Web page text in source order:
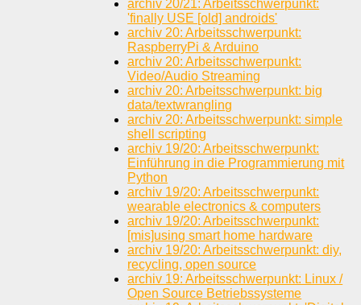
archiv 20/21: Arbeitsschwerpunkt:
'finally USE [old] androids'
archiv 20: Arbeitsschwerpunkt:
RaspberryPi & Arduino
archiv 20: Arbeitsschwerpunkt:
Video/Audio Streaming
archiv 20: Arbeitsschwerpunkt: big
data/textwrangling
archiv 20: Arbeitsschwerpunkt: simple
shell scripting
archiv 19/20: Arbeitsschwerpunkt:
Einführung in die Programmierung mit
Python
archiv 19/20: Arbeitsschwerpunkt:
wearable electronics & computers
archiv 19/20: Arbeitsschwerpunkt:
[mis]using smart home hardware
archiv 19/20: Arbeitsschwerpunkt: diy,
recycling, open source
archiv 19: Arbeitsschwerpunkt: Linux /
Open Source Betriebssysteme